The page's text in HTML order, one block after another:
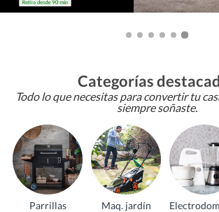
Categorías
Todo lo que necesitas para convertir tu
siempre soñaste.
Parrillas Maq. jardín